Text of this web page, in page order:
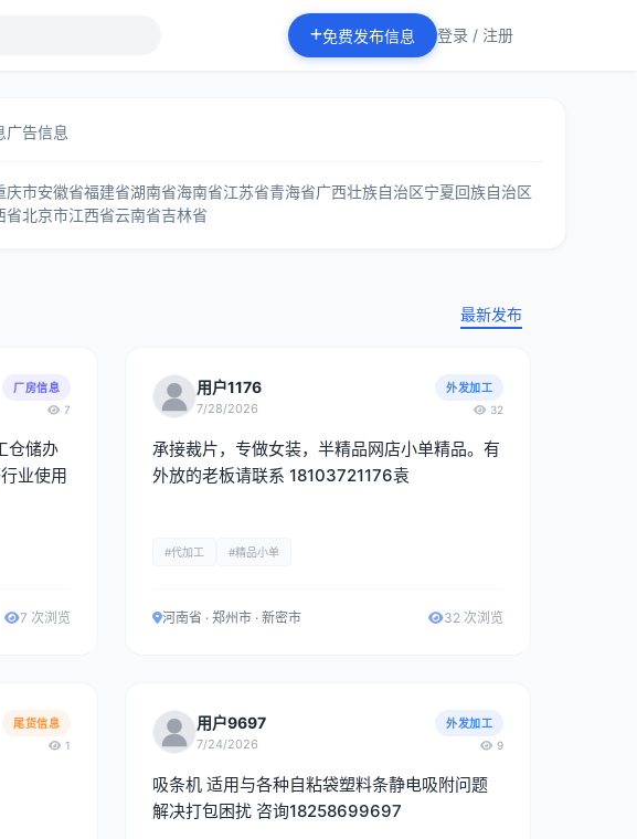
免费发布信息 登录 / 注册
广告信息
庆市安徽省福建省湖南省海南省江苏省青海省广西壮族自治区宁夏回族自治区
省北京市江西省云南省吉林省
最新发布
厂房信息
7
仓储办
业使用
7 次浏览
用户1176
7/28/2026
外发加工
32
承接裁片，专做女装，半精品网店小单精品。有
外放的老板请联系 18103721176袁
#代加工 #精品小单
河南省 · 郑州市 · 新密市 32 次浏览
尾货信息
1
用户9697
7/24/2026
外发加工
9
吸条机 适用与各种自粘袋塑料条静电吸附问题
解决打包困扰 咨询18258699697